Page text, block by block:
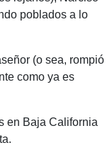
poblados a lo
(o sea, rompió
como ya es
en Baja California